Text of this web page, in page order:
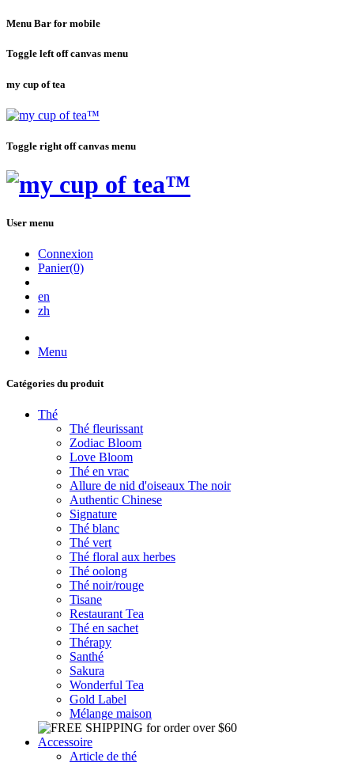
Menu Bar for mobile
Toggle left off canvas menu
my cup of tea
Toggle right off canvas menu
User menu
Connexion
Panier(0)
en
zh
Menu
Catégories du produit
Thé
Thé fleurissant
Zodiac Bloom
Love Bloom
Thé en vrac
Allure de nid d'oiseaux The noir
Authentic Chinese
Signature
Thé blanc
Thé vert
Thé floral aux herbes
Thé oolong
Thé noir/rouge
Tisane
Restaurant Tea
Thé en sachet
Thérapy
Santhé
Sakura
Wonderful Tea
Gold Label
Mélange maison
Accessoire
Article de thé